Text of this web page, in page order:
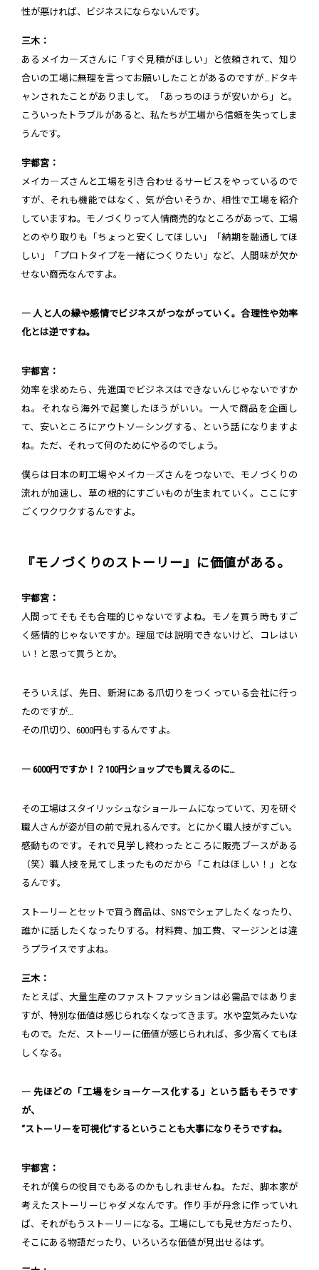
性が悪ければ、ビジネスにならないんです。
三木：
あるメイカ―ズさんに「すぐ見積がほしい」と依頼されて、知り
合いの工場に無理を言ってお願いしたことがあるのですが…ドタキ
ャンされたことがありまして。「あっちのほうが安いから」と。
こういったトラブルがあると、私たちが工場から信頼を失ってしま
うんです。
宇都宮：
メイカ―ズさんと工場を引き合わせるサービスをやっているので
すが、それも機能ではなく、気が合いそうか、相性で工場を紹介
していますね。モノづくりって人情商売的なところがあって、工場
とのやり取りも「ちょっと安くしてほしい」「納期を融通してほ
しい」「プロトタイプを一緒につくりたい」など、人間味が欠か
せない商売なんですよ。
― 人と人の縁や感情でビジネスがつながっていく。合理性や効率
化とは逆ですね。
宇都宮：
効率を求めたら、先進国でビジネスはできないんじゃないですか
ね。それなら海外で起業したほうがいい。一人で商品を企画し
て、安いところにアウトソーシングする、という話になりますよ
ね。ただ、それって何のためにやるのでしょう。
僕らは日本の町工場やメイカ―ズさんをつないで、モノづくりの
流れが加速し、草の根的にすごいものが生まれていく。ここにす
ごくワクワクするんですよ。
『モノづくりのストーリー』に価値がある。
宇都宮：
人間ってそもそも合理的じゃないですよね。モノを買う時もすご
く感情的じゃないですか。理屈では説明できないけど、コレはい
い！と思って買うとか。
そういえば、先日、新潟にある爪切りをつくっている会社に行っ
たのですが…
その爪切り、6000円もするんですよ。
― 6000円ですか！？100円ショップでも買えるのに…
その工場はスタイリッシュなショールームになっていて、刃を研ぐ
職人さんが姿が目の前で見れるんです。とにかく職人技がすごい。
感動ものです。それで見学し終わったところに販売ブースがある
（笑）職人技を見てしまったものだから「これはほしい！」とな
るんです。
ストーリーとセットで買う商品は、SNSでシェアしたくなったり、
誰かに話したくなったりする。材料費、加工費、マージンとは違
うプライスですよね。
三木：
たとえば、大量生産のファストファッションは必需品ではありま
すが、特別な価値は感じられなくなってきます。水や空気みたいな
もので。ただ、ストーリーに価値が感じられれば、多少高くてもほ
しくなる。
― 先ほどの「工場をショーケース化する」という話もそうです
が、
“ストーリーを可視化”するということも大事になりそうですね。
宇都宮：
それが僕らの役目でもあるのかもしれませんね。ただ、脚本家が
考えたストーリーじゃダメなんです。作り手が丹念に作っていれ
ば、それがもうストーリーになる。工場にしても見せ方だったり、
そこにある物語だったり、いろいろな価値が見出せるはず。